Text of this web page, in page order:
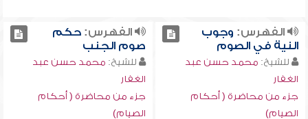
الفهرس: وجوب
النية في الصوم
للشيخ: محمد حسن عبد
الغفار
جزء من محاضرة ( أحكام
الصيام)
الفهرس:حكم
صوم الجنب
للشيخ: محمد حسن عبد
الغفار
جزء من محاضرة ( أحكام
الصيام)